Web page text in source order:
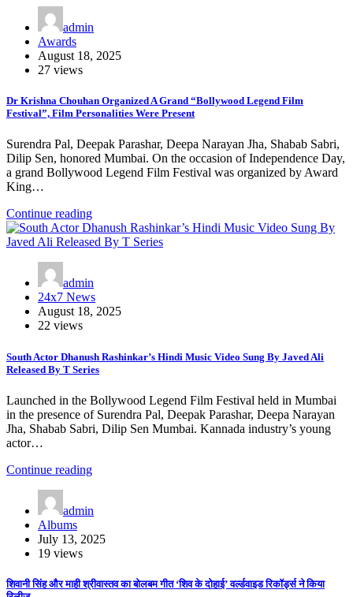
admin
Awards
August 18, 2025
27 views
Dr Krishna Chouhan Organized A Grand “Bollywood Legend Film
Festival”, Film Personalities Were Present
Surendra Pal, Deepak Parashar, Deepa Narayan Jha, Shabab Sabri,
Dilip Sen, honored Mumbai. On the occasion of Independence Day,
a grand Bollywood Legend Film Festival was organized by Award
King…
Continue reading
admin
24x7 News
August 18, 2025
22 views
South Actor Dhanush Rashinkar’s Hindi Music Video Sung By Javed Ali
Released By T Series
Launched in the Bollywood Legend Film Festival held in Mumbai
in the presence of Surendra Pal, Deepak Parashar, Deepa Narayan
Jha, Shabab Sabri, Dilip Sen Mumbai. Kannada industry’s young
actor…
Continue reading
admin
Albums
July 13, 2025
19 views
शिवानी सिंह और माही श्रीवास्तव का बोलबम गीत ‘शिव के दोहाई’ वर्ल्डवाइड रिकॉर्ड्स ने किया